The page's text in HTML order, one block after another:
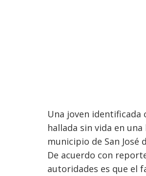
Una joven identificada
hallada sin vida en
municipio de San José
De acuerdo con
autoridades es que el